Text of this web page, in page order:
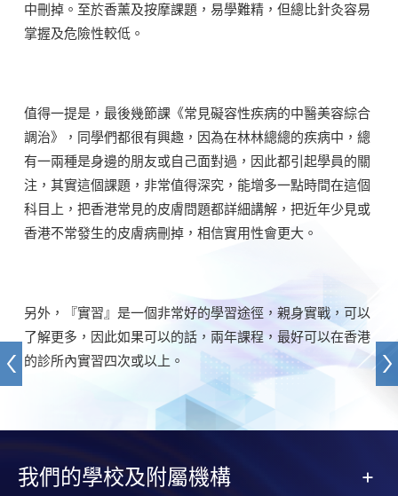
中刪掉。至於香薰及按摩課題，易學難精，但總比針灸容易
掌握及危險性較低。
值得一提是，最後幾節課《常見礙容性疾病的中醫美容綜合
調治》，同學們都很有興趣，因為在林林總總的疾病中，總
有一兩種是身邊的朋友或自己面對過，因此都引起學員的關
注，其實這個課題，非常值得深究，能增多一點時間在這個
科目上，把香港常見的皮膚問題都詳細講解，把近年少見或
香港不常發生的皮膚病刪掉，相信實用性會更大。
另外，『實習』是一個非常好的學習途徑，親身實戰，可以
了解更多，因此如果可以的話，兩年課程，最好可以在香港
的診所內實習四次或以上。
我們的學校及附屬機構